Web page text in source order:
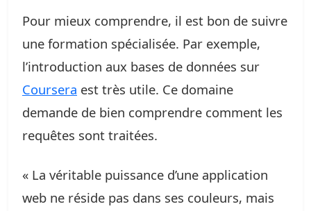
Pour mieux comprendre, il est bon de suivre
une formation spécialisée. Par exemple,
l’introduction aux bases de données sur
Coursera est très utile. Ce domaine
demande de bien comprendre comment les
requêtes sont traitées.
« La véritable puissance d’une application
web ne réside pas dans ses couleurs, mais